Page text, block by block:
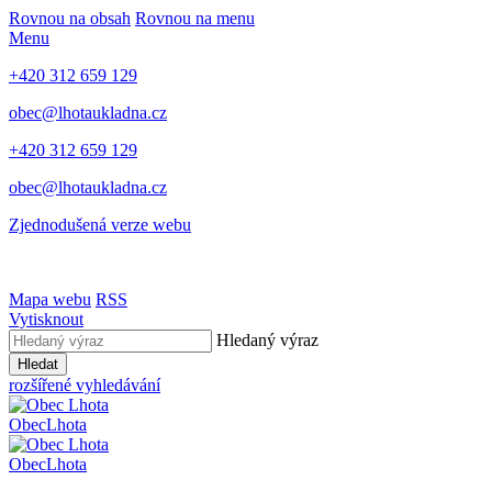
Rovnou na obsah Rovnou na menu
Menu
+420 312 659 129
obec@lhotaukladna.cz
+420 312 659 129
obec@lhotaukladna.cz
Zjednodušená verze webu
Mapa webu RSS
Vytisknout
Hledaný výraz
Hledat
rozšířené vyhledávání
ObecLhota
ObecLhota